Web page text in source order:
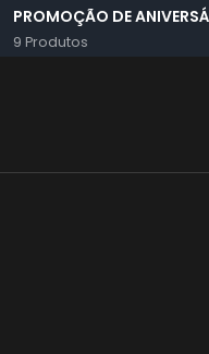
PROMOÇÃO DE
9 Produtos